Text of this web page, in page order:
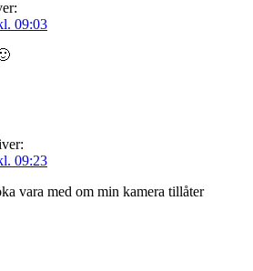
09:03
09:23
vara med om min kamera tillåter